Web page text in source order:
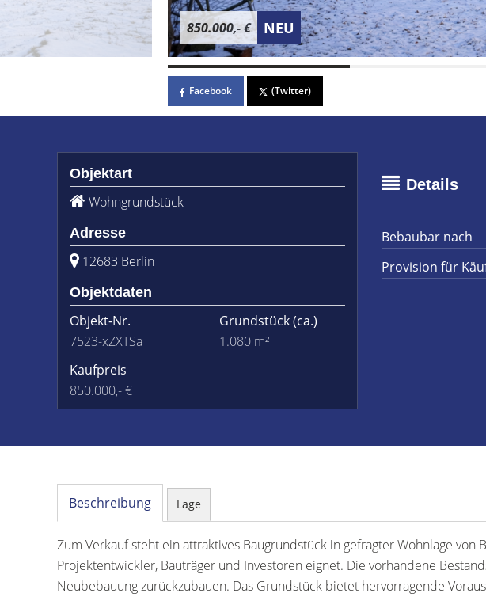
850.000,- € NEU
Facebook (Twitter)
Objektart
Wohngrundstück
Adresse
12683 Berlin
Objektdaten
Objekt-Nr.
7523-xZXTSa
Grundstück(ca.)
1.080 m²
Kaufpreis
850.000,- €
Details
Bebaubar nach
Provision für
Beschreibung Lage
Zum Verkauf steht ein attraktives Baugrundstück in gefragter Wohnlage von
Projektentwickler, Bauträger und Investoren eignet. Die vorhandene
Neubebauung zurückzubauen. Das Grundstück bietet hervorragende